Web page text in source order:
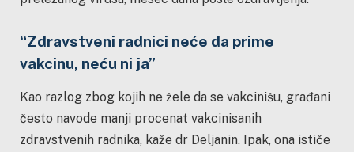
“Zdravstveni radnici neće da prime
vakcinu, neću ni ja”
Kao razlog zbog kojih ne žele da se vakcinišu, građani
često navode manji procenat vakcinisanih
zdravstvenih radnika, kaže dr Deljanin. Ipak, ona ističe